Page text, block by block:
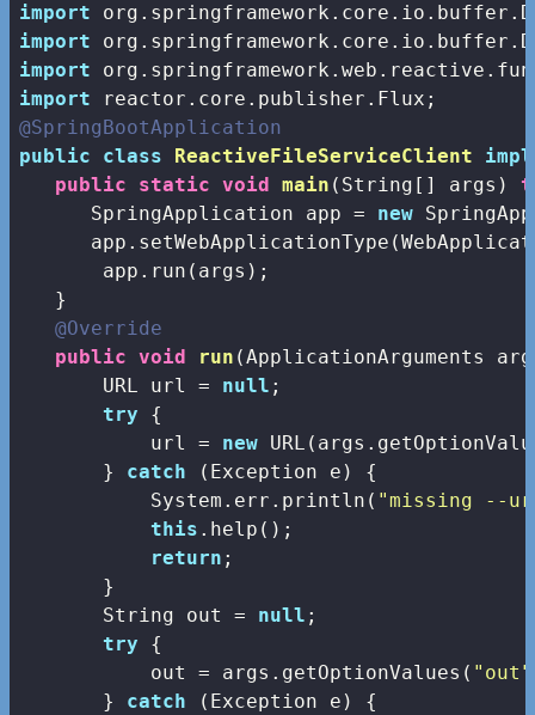
import
import
import
import
@SpringBootApplication
public
class ReactiveFileServiceClient
public
static void main (String[] args)
      SpringApplication app =
new
       app.run(args);
   }
@Override
public void run (ApplicationArguments
       URL url =
null ;
try {
           url =
new
       }
catch (Exception e) {
           System.err.println(
"missing --
this .help();
return ;
       }
       String out =
null ;
try {
           out = args.getOptionValues(
"out"
       }
catch (Exception e) {